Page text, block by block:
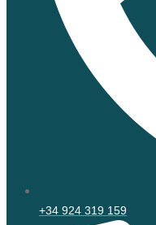
+34 924 319 159